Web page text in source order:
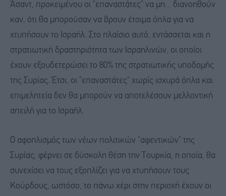
Άσαντ, προκειμένου οι "επαναστάτες" να μη... διανοηθούν
καν, ότι θα μπορούσαν να βρουν έτοιμα όπλα για να
χτυπήσουν το Ισραήλ. Στο πλαίσιο αυτό, εντάσσεται και η
στρατιωτική δραστηριότητα των Ισραηλινών, οι οποίοι
έχουν εξουδετερώσει το 80% της στρατιωτικής υποδομής
της Συρίας. Έτσι, οι "επαναστάτες" χωρίς ισχυρά όπλα και
επιμελητεία δεν θα μπορούν να αποτελέσουν μελλοντική
απειλή για το Ισραήλ.
Ο αφοπλισμός των νέων πολιτικών "αφεντικών" της
Συρίας, φέρνει σε δύσκολη θέση την Τουρκία, η οποία, θα
συνεχίσει να τους εξοπλίζει για να χτυπήσουν τους
Κούρδους, ωστόσο, το πάνω χέρι στην περιοχή έχουν οι